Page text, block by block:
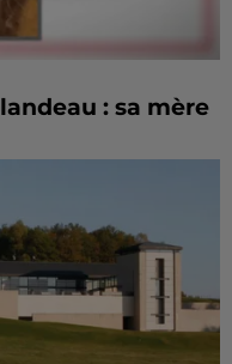
: sa mère